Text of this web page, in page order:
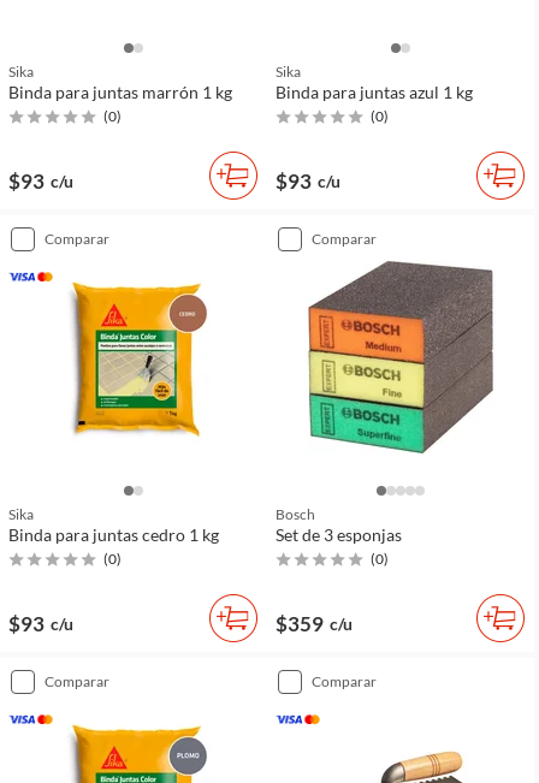
Sika
Binda para juntas marrón 1 kg
(0)
$93 c/u
Sika
Binda para juntas azul 1 kg
(0)
$93 c/u
comparar
Sika
Binda para juntas cedro 1 kg
(0)
$93 c/u
comparar
Bosch
Set de 3 esponjas
(0)
$359 c/u
comparar comparar